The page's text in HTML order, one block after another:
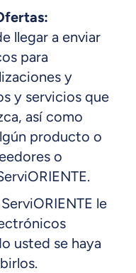
llegar a enviar
para
y
y servicios que
así como
producto o
o
ServiORIENTE le
usted se haya